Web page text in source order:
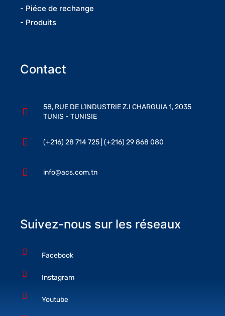
- Piéce de rechange
- Produits
Contact
58, RUE DE L’INDUSTRIE Z.I CHARGUIA 1, 2035
TUNIS - TUNISIE
(+216) 28 714 725 | (+216) 29 868 080
info@acs.com.tn
Suivez-nous sur les réseaux
Facebook
Instagram
Youtube